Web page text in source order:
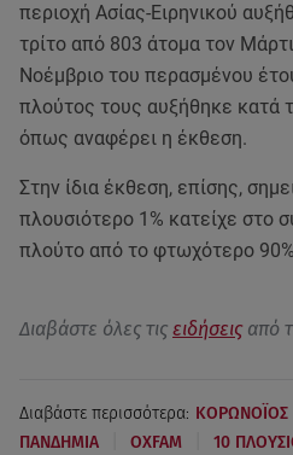
περιοχή Ασίας-Ειρηνικού
τρίτο από 803 άτομα τον
Νοέμβριο του περασμένου
πλούτος τους αυξήθηκε κατά
όπως αναφέρει η έκθεση.
Στην ίδια έκθεση, επίσης,
πλουσιότερο 1% κατείχε στο
πλούτο από το φτωχότερο
Διαβάστε όλες τις ειδήσεις από
Διαβάστε περισσότερα: ΚΟΡΩΝΟΪΟΣ
ΠΑΝΔΗΜΙΑ OXFAM 10